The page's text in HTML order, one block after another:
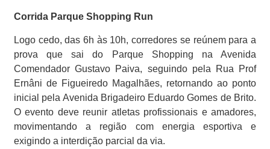
Corrida Parque Shopping Run
Logo cedo, das 6h às 10h, corredores se reúnem para a
prova que sai do Parque Shopping na Avenida
Comendador Gustavo Paiva, seguindo pela Rua Prof
Ernâni de Figueiredo Magalhães, retornando ao ponto
inicial pela Avenida Brigadeiro Eduardo Gomes de Brito.
O evento deve reunir atletas profissionais e amadores,
movimentando a região com energia esportiva e
exigindo a interdição parcial da via.